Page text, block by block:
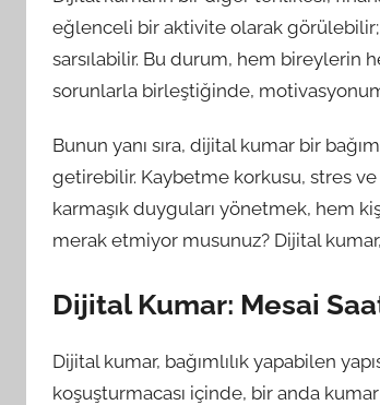
eğlenceli bir aktivite olarak görülebilir;
sarsılabilir. Bu durum, hem bireylerin
sorunlarla birleştiğinde,
Bunun yanı sıra, dijital kumar bir
getirebilir. Kaybetme korkusu, stres ve
karmaşık duyguları yönetmek, hem
merak etmiyor musunuz? Dijital
Dijital Kumar: Mesai
Dijital kumar, bağımlılık yapabilen
koşuşturmacası içinde, bir anda